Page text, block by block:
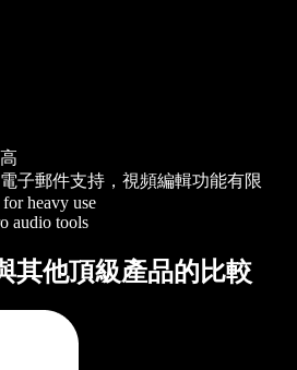
子郵件支持，視頻編輯功能有限
heavy use
audio tools
其他頂級產品的比較